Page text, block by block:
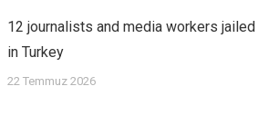
12 journalists and media workers jailed
in Turkey
22 Temmuz 2026